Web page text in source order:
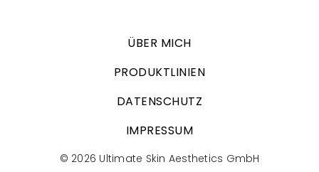
ÜBER MICH
PRODUKTLINIEN
DATENSCHUTZ
IMPRESSUM
© 2026 Ultimate Skin Aesthetics GmbH